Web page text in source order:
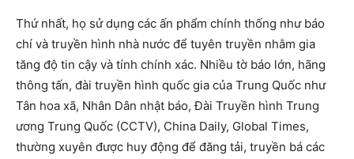
Thứ nhất, họ sử dụng các ấn phẩm chính thống như báo
chí và truyền hình nhà nước để tuyên truyền nhằm gia
tăng độ tin cậy và tính chính xác. Nhiều tờ báo lớn, hãng
thông tấn, đài truyền hình quốc gia của Trung Quốc như
Tân hoa xã, Nhân Dân nhật báo, Đài Truyền hình Trung
ương Trung Quốc (CCTV), China Daily, Global Times,
thường xuyên được huy động để đăng tải, truyền bá các